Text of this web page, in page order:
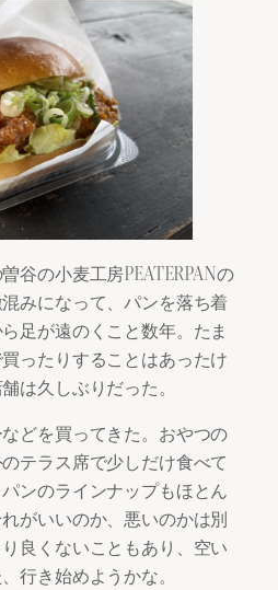
谷の小麦工房PEATERPANの
みになって、パンを落ち着
足が遠のくこと数年。たま
ったりすることはあったけ
は久しぶりだった。
どを買ってきた。おやつの
テラス席で少しだけ食べて
ンのラインナップもほとん
がいいのか、悪いのかは別
良くないこともあり、空い
行き始めようかな。